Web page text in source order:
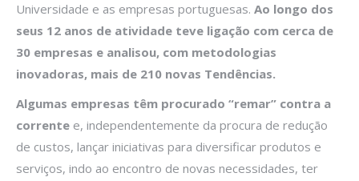
Universidade e as empresas portuguesas. Ao longo dos
seus 12 anos de atividade teve ligação com cerca de
30 empresas e analisou, com metodologias
inovadoras, mais de 210 novas Tendências.
Algumas empresas têm procurado “remar” contra a
corrente e, independentemente da procura de redução
de custos, lançar iniciativas para diversificar produtos e
serviços, indo ao encontro de novas necessidades, ter